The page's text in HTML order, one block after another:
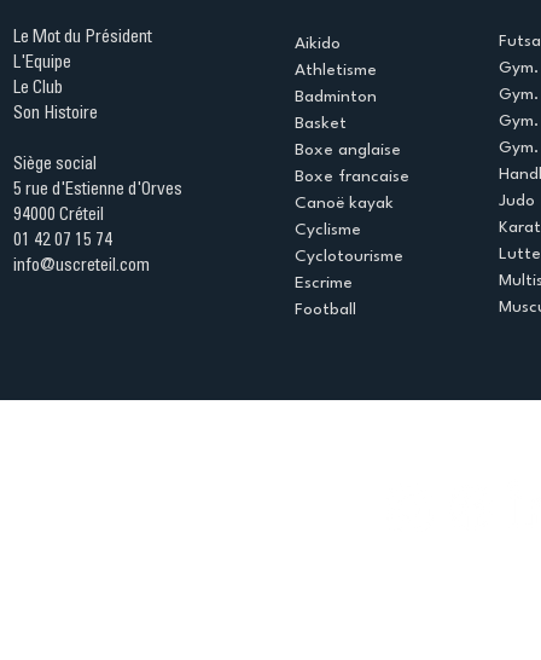
Le Mot du Président
L'Equipe
Le Club
Son Histoire
Siège social
5 rue d'Estienne d'Orves
94000 Créteil
01 42 07 15 74
info@uscreteil.com
Aikido
Athletisme
Badminton
Basket
Boxe anglaise
Boxe francaise
Canoë kayak
Cyclisme
Cyclotourisme
Escrime
Football
Judo
Lutte